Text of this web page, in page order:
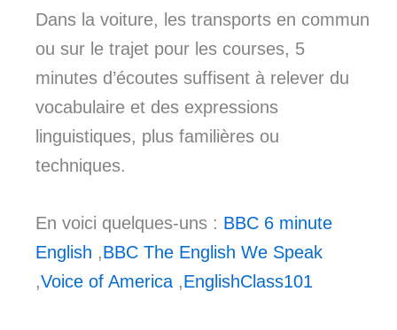
Dans la voiture, les transports en commun
ou sur le trajet pour les courses, 5
minutes d’écoutes suffisent à relever du
vocabulaire et des expressions
linguistiques, plus familières ou
techniques.
En voici quelques-uns : BBC 6 minute
English ,BBC The English We Speak
,Voice of America ,EnglishClass101